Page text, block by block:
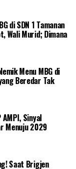
di SDN 1 Tamanan
Wali Murid; Dimana
Menu MBG di
Beredar Tak
Sinyal
Menuju 2029
Saat Brigjen